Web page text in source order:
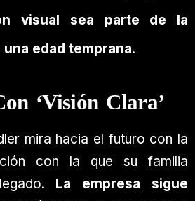
visual sea parte de la
edad temprana.
‘Visión Clara’
mira hacia el futuro con la
con la que su familia
La empresa sigue